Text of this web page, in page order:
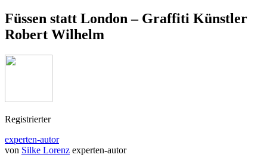
Füssen statt London – Graffiti Künstler
Robert Wilhelm
Registrierter
experten-autor
von Silke Lorenz experten-autor